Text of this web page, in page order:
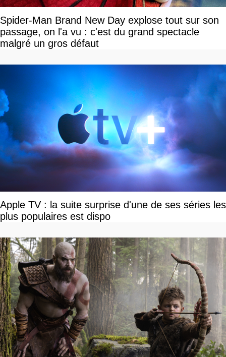
Spider-Man Brand New Day explose tout sur son
passage, on l'a vu : c'est du grand spectacle
malgré un gros défaut
Apple TV : la suite surprise d'une de ses séries les
plus populaires est dispo